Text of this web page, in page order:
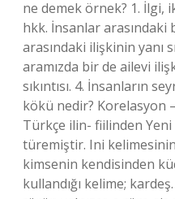
ne demek örnek? 1. İlgi,
hkk. İnsanlar arasındaki
arasındaki ilişkinin yanı
aramızda bir de ailevi
sıkıntısı. 4. İnsanların
kökü nedir? Korelasyon
Türkçe ilin- fiilinden
türemiştir. Ini
kimsenin kendisinden
kullandığı kelime;